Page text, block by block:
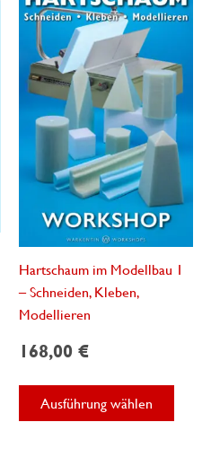
Hartschaum im Modellbau 1
– Schneiden, Kleben,
Modellieren
168,00 €
Ausführung wählen